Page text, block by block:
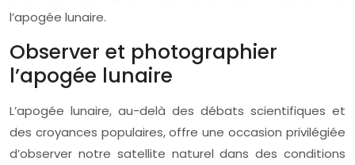
l’apogée lunaire.
Observer et photographier
l’apogée lunaire
L’apogée lunaire, au-delà des débats scientifiques et
des croyances populaires, offre une occasion privilégiée
d’observer notre satellite naturel dans des conditions